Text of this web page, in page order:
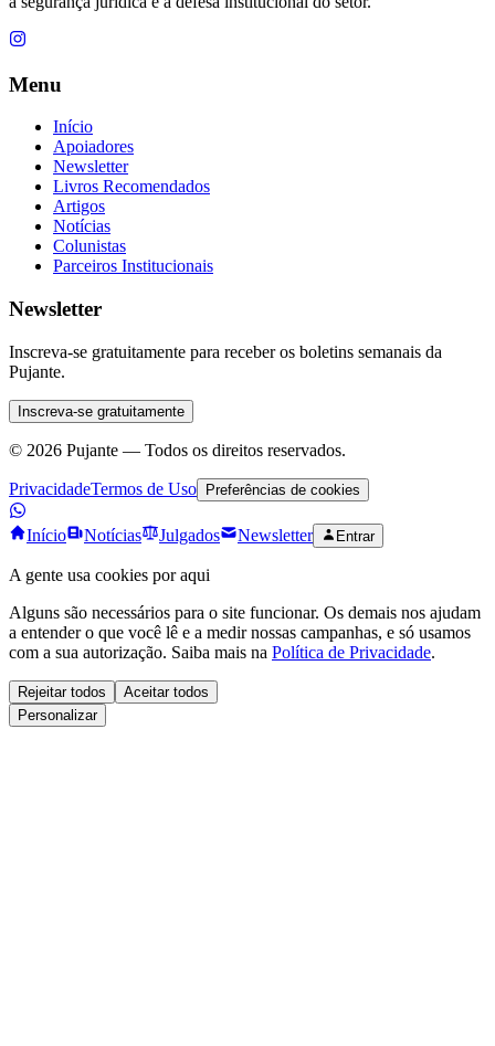
Menu
Início
Apoiadores
Newsletter
Livros Recomendados
Artigos
Notícias
Colunistas
Parceiros Institucionais
Newsletter
Inscreva-se gratuitamente para receber os boletins semanais da
Pujante.
Inscreva-se gratuitamente
© 2026 Pujante — Todos os direitos reservados.
PrivacidadeTermos de Uso Preferências de cookies
Início Notícias Julgados Newsletter Entrar
A gente usa cookies por aqui
Alguns são necessários para o site funcionar. Os demais nos ajudam
a entender o que você lê e a medir nossas campanhas, e só usamos
com a sua autorização. Saiba mais na Política de Privacidade.
Rejeitar todos
Aceitar todos
Personalizar